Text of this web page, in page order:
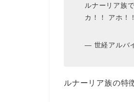
ルナーリア族
カ！！ アホ！
— 世経アルバ
ルナーリア族の特